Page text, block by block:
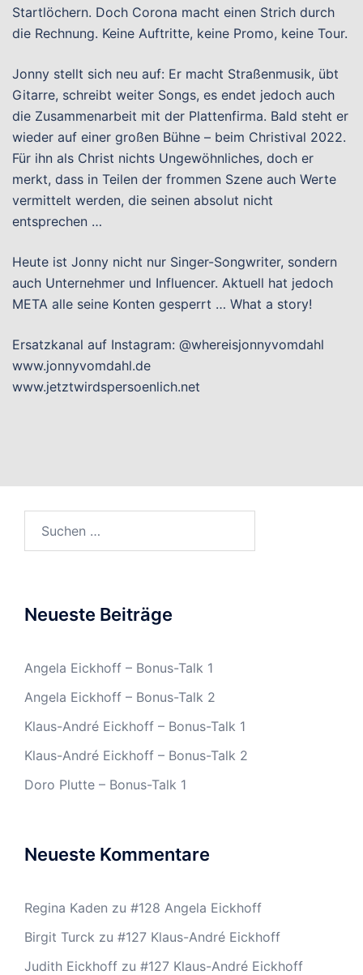
Startlöchern. Doch Corona macht einen Strich durch
die Rechnung. Keine Auftritte, keine Promo, keine Tour.
Jonny stellt sich neu auf: Er macht Straßenmusik, übt
Gitarre, schreibt weiter Songs, es endet jedoch auch
die Zusammenarbeit mit der Plattenfirma. Bald steht er
wieder auf einer großen Bühne – beim Christival 2022.
Für ihn als Christ nichts Ungewöhnliches, doch er
merkt, dass in Teilen der frommen Szene auch Werte
vermittelt werden, die seinen absolut nicht
entsprechen …
Heute ist Jonny nicht nur Singer-Songwriter, sondern
auch Unternehmer und Influencer. Aktuell hat jedoch
META alle seine Konten gesperrt … What a story!
Ersatzkanal auf Instagram: @whereisjonnyvomdahl
www.jonnyvomdahl.de
www.jetztwirdspersoenlich.net
Neueste Beiträge
Angela Eickhoff – Bonus-Talk 1
Angela Eickhoff – Bonus-Talk 2
Klaus-André Eickhoff – Bonus-Talk 1
Klaus-André Eickhoff – Bonus-Talk 2
Doro Plutte – Bonus-Talk 1
Neueste Kommentare
Regina Kaden zu #128 Angela Eickhoff
Birgit Turck zu #127 Klaus-André Eickhoff
Judith Eickhoff zu #127 Klaus-André Eickhoff